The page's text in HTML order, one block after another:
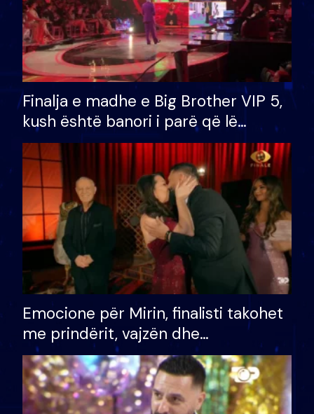
Finalja e madhe e Big Brother VIP 5,
kush është banori i parë që lë
shtëpinë dhe humb mundësinë për
të fituar çmimin e madh
Emocione për Mirin, finalisti takohet
me prindërit, vajzën dhe
bashkëshorten: S’kemi ndonjë letër
divorci apo jo?